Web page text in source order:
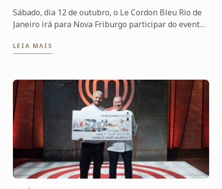
Sábado, dia 12 de outubro, o Le Cordon Bleu Rio de
Janeiro irá para Nova Friburgo participar do evento
especiais ...
LEIA MAIS